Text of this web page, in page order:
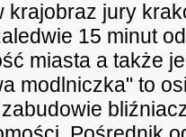
krajobraz jury
15 minut
miasta a także
modlniczka" to